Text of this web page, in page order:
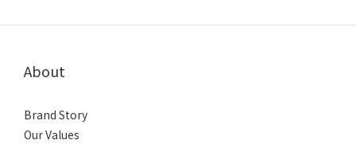
About
Brand Story
Our Values